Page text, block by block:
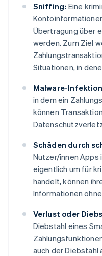
Sniffing: Eine
Übertragung über
werden. Zum Ziel
Situationen, in
Malware-
in dem ein
können
Schäden durch
Nutzer/innen Apps
eigentlich um für
handelt, können
Informationen
Verlust oder
Diebstahl eines
auch der Diebstahl